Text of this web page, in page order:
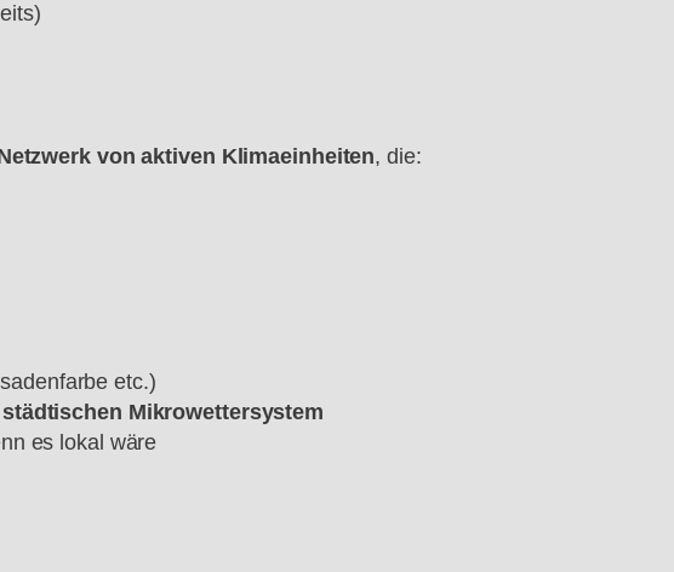
von aktiven Klimaeinheiten, die:
etc.)
Mikrowettersystem
es lokal wäre